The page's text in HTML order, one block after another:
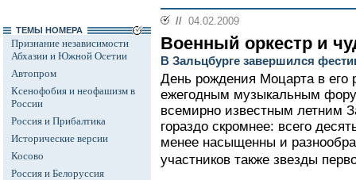
ТЕМЫ НОМЕРА
Признание независимости
Абхазии и Южной Осетии
Автопром
Ксенофобия и неофашизм в
России
Россия и Прибалтика
Исторические версии
Косово
Россия и Белоруссия
// 04.02.2009
Военный оркестр и
В Зальцбурге завершился
День рождения Моцарта в его
ежегодным музыкальным
всемирно известным летним
гораздо скромнее: всего
менее насыщенны и
участников также звезды